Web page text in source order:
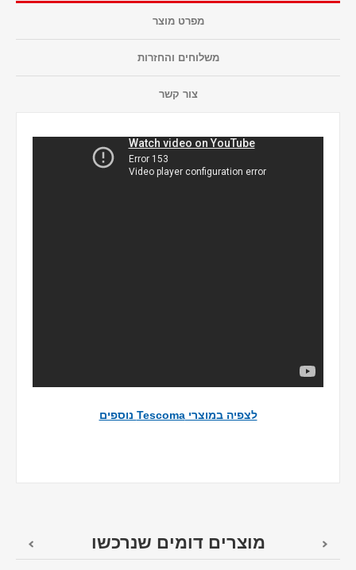
מפרט מוצר
משלוחים והחזרות
צור קשר
לצפיה במוצרי Tescoma נוספים
מוצרים דומים שנרכשו